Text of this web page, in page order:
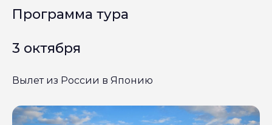
Программа тура
3 октября
Вылет из России в Японию